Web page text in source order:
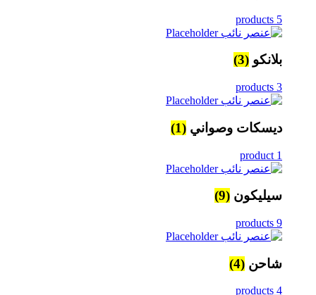
5 products
بلانكو (3)
3 products
ديسكات وصواني (1)
1 product
سيليكون (9)
9 products
شاحن (4)
4 products